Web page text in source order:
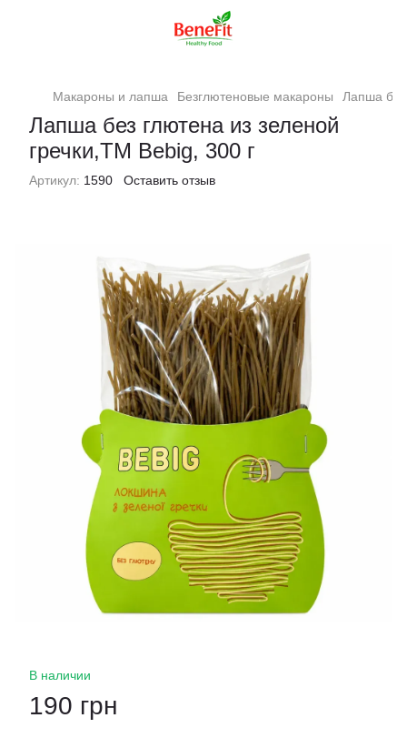
Макароны и лапша Безглютеновые макароны Лапша
Лапша без глютена из зеленой
гречки,ТМ Bebig, 300 г
Артикул: 1590 Оставить отзыв
В наличии
190 грн